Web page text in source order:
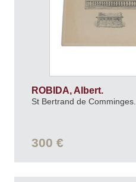
ROBIDA, Albert.
St Bertrand de Comminges.
300 €